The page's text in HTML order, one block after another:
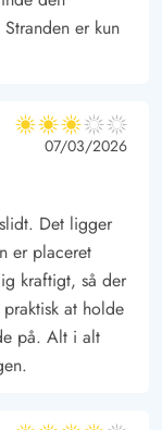
spabad , hvor I
både krop og
kroppen.
er kun
3 ud af 5
3 ud af 5
3 out of 5
07/03/2026
Det ligger
er placeret
kraftigt, så der
at holde
på. Alt i alt